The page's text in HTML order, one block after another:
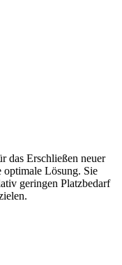
das Erschließen neuer
optimale Lösung. Sie
geringen Platzbedarf